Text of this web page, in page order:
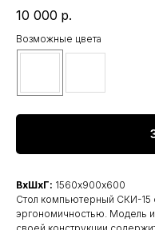
10 000 р.
Возможные цвета
ВхШхГ: 1560х900х600
Стол компьютерный СКИ-15
эргономичностью. Модель
своей конструкции